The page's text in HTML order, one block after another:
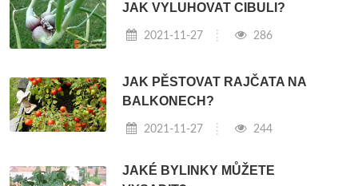
JAK VYLUHOVAT CIBULI?
2021-11-27 286
JAK PĚSTOVAT RAJČATA NA
BALKONECH?
2021-11-27 244
JAKÉ BYLINKY MŮŽETE